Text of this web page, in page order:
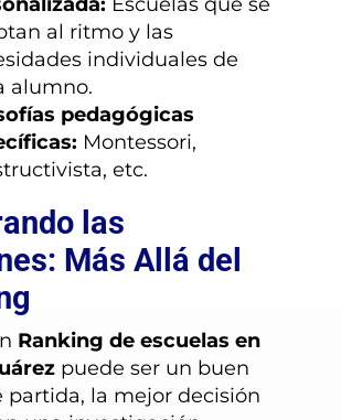
al ritmo y las
individuales de
alumno.
pedagógicas
Montessori,
etc.
las
Más Allá del
Ranking de escuelas en
puede ser un buen
partida, la mejor decisión